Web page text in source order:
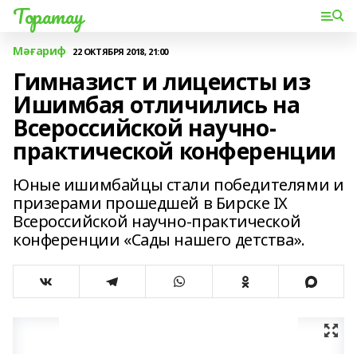
Торатау
Мәғариф 22 ОКТЯБРЯ 2018, 21:00
Гимназист и лицеисты из
Ишимбая отличились на
Всероссийской научно-
практической конференции
Юные ишимбайцы стали победителями и
призерами прошедшей в Бирске IX
Всероссийской научно-практической
конференции «Сады нашего детства».